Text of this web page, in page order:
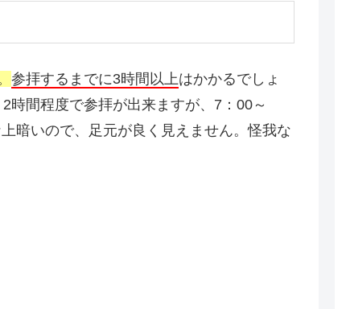
参拝するまでに3時間以上はかかるでしょ
時間程度で参拝が出来ますが、7：00～
暗いので、足元が良く見えません。怪我な